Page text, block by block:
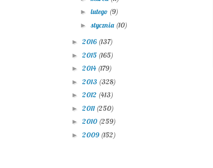
► lutego (9)
► stycznia (10)
► 2016 (137)
► 2015 (165)
► 2014 (179)
► 2013 (328)
► 2012 (413)
► 2011 (250)
► 2010 (259)
► 2009 (152)